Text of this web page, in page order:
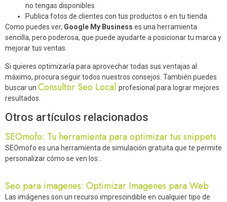
no tengas disponibles
Publica fotos de clientes con tus productos o en tu tienda
Como puedes ver, Google My Business es una herramienta
sencilla, pero poderosa, que puede ayudarte a posicionar tu marca y
mejorar tus ventas.
Si quieres optimizarla para aprovechar todas sus ventajas al
máximo, procura seguir todos nuestros consejos. También puedes
buscar un Consultor Seo Local profesional para lograr mejores
resultados.
Otros artículos relacionados
SEOmofo: Tu herramienta para optimizar tus snippets
SEOmofo es una herramienta de simulación gratuita que te permite
personalizar cómo se ven los…
Seo para imagenes: Optimizar Imagenes para Web
Las imágenes son un recurso imprescindible en cualquier tipo de